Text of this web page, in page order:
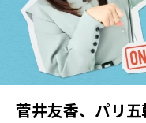
菅井友香、パリ